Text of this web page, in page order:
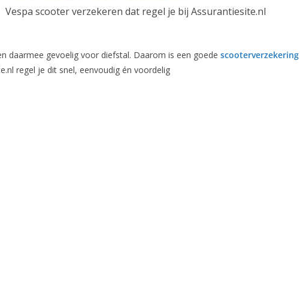
Vespa scooter verzekeren dat regel je bij Assurantiesite.nl
daarmee gevoelig voor diefstal. Daarom is een goede scooterverzekering
regel je dit snel, eenvoudig én voordelig